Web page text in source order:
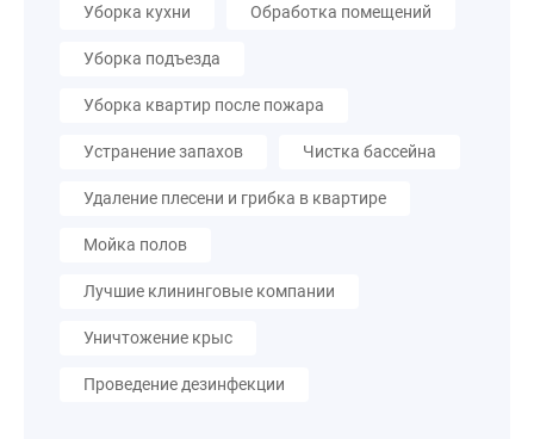
Уборка кухни Обработка помещений
Уборка подъезда
Уборка квартир после пожара
Устранение запахов Чистка бассейна
Удаление плесени и грибка в квартире
Мойка полов
Лучшие клининговые компании
Уничтожение крыс
Проведение дезинфекции